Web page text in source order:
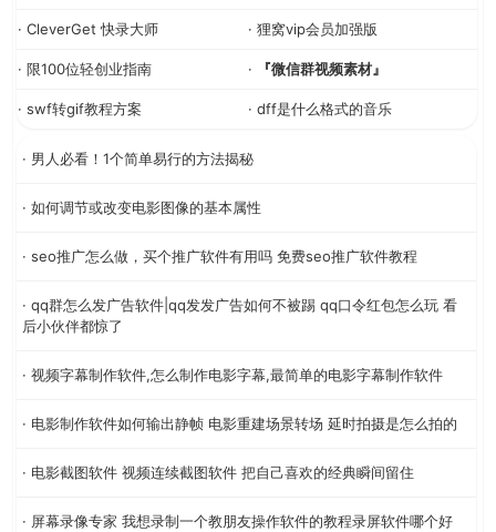
· CleverGet 快录大师 · 狸窝vip会员加强版
· 限100位轻创业指南 · 『微信群视频素材』
· swf转gif教程方案 · dff是什么格式的音乐
· 男人必看！1个简单易行的方法揭秘
· 如何调节或改变电影图像的基本属性
· seo推广怎么做，买个推广软件有用吗 免费seo推广软件教程
· qq群怎么发广告软件|qq发发广告如何不被踢 qq口令红包怎么玩 看
后小伙伴都惊了
· 视频字幕制作软件,怎么制作电影字幕,最简单的电影字幕制作软件
· 电影制作软件如何输出静帧 电影重建场景转场 延时拍摄是怎么拍的
· 电影截图软件 视频连续截图软件 把自己喜欢的经典瞬间留住
· 屏幕录像专家 我想录制一个教朋友操作软件的教程录屏软件哪个好